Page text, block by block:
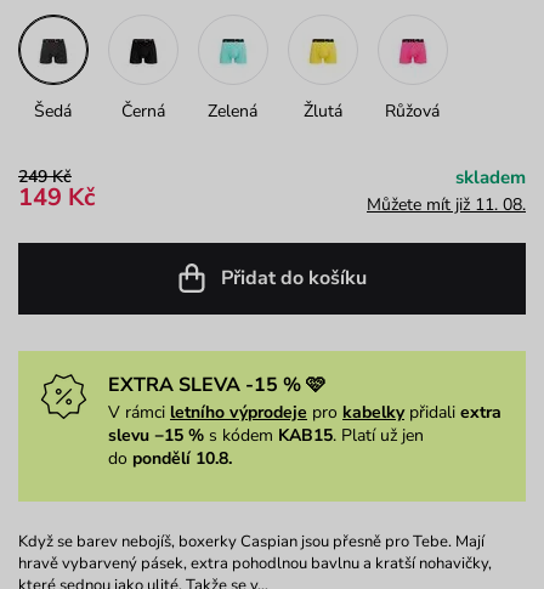
Šedá Černá Zelená Žlutá Růžová
249 Kč
149 Kč
skladem
Můžete mít již 11. 08.
Přidat do košíku
EXTRA SLEVA -15 % 🩷
V rámci letního výprodeje pro kabelkypřidali extra
slevu −15 % s kódem KAB15. Platí už jen
do pondělí 10.8.
Když se barev nebojíš, boxerky Caspian jsou přesně pro Tebe. Mají
hravě vybarvený pásek, extra pohodlnou bavlnu a kratší nohavičky,